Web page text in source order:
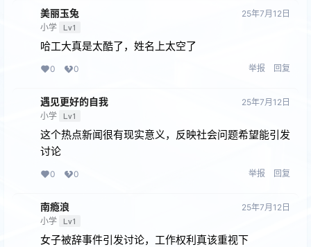
美丽玉兔
小学 Lv1
25年7月12日
哈工大真是太酷了，姓名上太空了
0 0 举报 回复
遇见更好的⾃我
小学 Lv1
25年7月12日
这个热点新闻很有现实意义，反映社会问题希望能引发
讨论
0 0 举报 回复
南瘾浪
小学 Lv1
25年7月12日
女子被辞事件引发讨论，工作权利真该重视下